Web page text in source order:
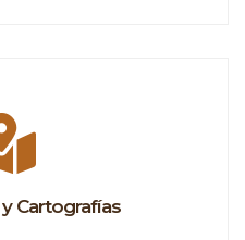
Cartografías